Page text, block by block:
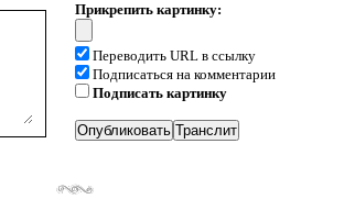
Прикрепить картинку:
Переводить URL в ссылку
Подписаться на комментарии
Подписать картинку